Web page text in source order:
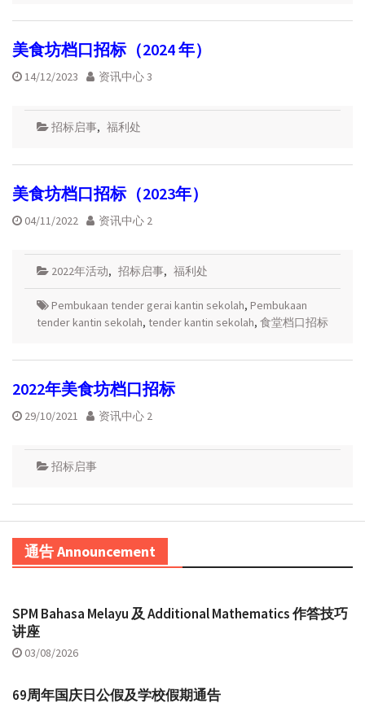
美食坊档口招标（2024 年）
14/12/2023 资讯中心 3
招标启事, 福利处
美食坊档口招标（2023年）
04/11/2022 资讯中心 2
2022年活动, 招标启事, 福利处
Pembukaan tender gerai kantin sekolah, Pembukaan
tender kantin sekolah, tender kantin sekolah, 食堂档口招标
2022年美食坊档口招标
29/10/2021 资讯中心 2
招标启事
通告 Announcement
SPM Bahasa Melayu 及 Additional Mathematics 作答技巧
讲座
03/08/2026
69周年国庆日公假及学校假期通告